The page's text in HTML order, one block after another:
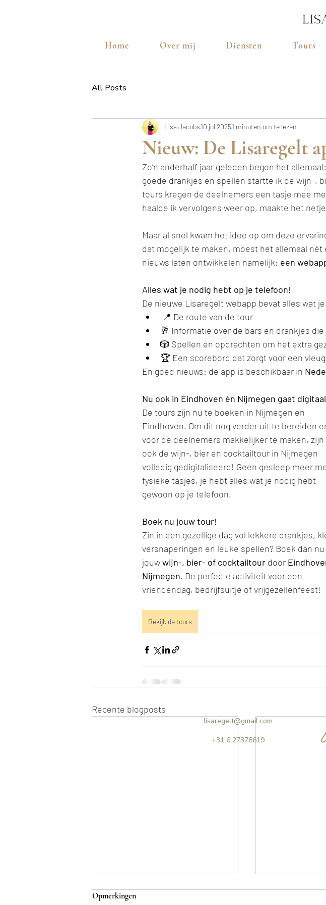
Home Over mij Diensten Tours
All Posts
Nieuw: De Lisaregelt
Lisa Jacobs10 jul 20251 minuten om te lezen
Zo’n anderhalf jaar geleden begon het
goede drankjes en spellen startte ik de wijn-,
tours kregen de deelnemers een tasje mee
haalde ik vervolgens weer op, maakte het
Maar al snel kwam het idee op om deze
dat mogelijk te maken, moest het allemaal
nieuws laten ontwikkelen namelijk: een
Alles wat je nodig hebt op je telefoon!
De nieuwe Lisaregelt webapp bevat alles wat
📍 De route van de tour
🥂 Informatie over de bars en drankjes
🎲 Spellen en opdrachten om het extra
🏆 Een scorebord dat zorgt voor een
En goed nieuws: de app is beschikbaar in
Nu ook in Eindhoven én Nijmegen gaat
De tours zijn nu te boeken in Nijmegen en
Eindhoven. Om dit nog verder uit te bereiden
voor de deelnemers makkelijker te maken, zijn
ook de wijn-, bier en cocktailtour in Nijmegen
volledig gedigitaliseerd! Geen gesleep meer
fysieke tasjes, je hebt alles wat je nodig hebt
gewoon op je telefoon.
Boek nu jouw tour!
Zin in een gezellige dag vol lekkere drankjes,
versnaperingen en leuke spellen? Boek dan nu
jouw wijn-, bier- of cocktailtour door
Nijmegen. De perfecte activiteit voor een
vriendendag, bedrijfsuitje of vrijgezellenfeest!
Bekijk de tours
Recente blogposts
Opmerkingen
lisaregelt@gmail.com
+31 6 27378619